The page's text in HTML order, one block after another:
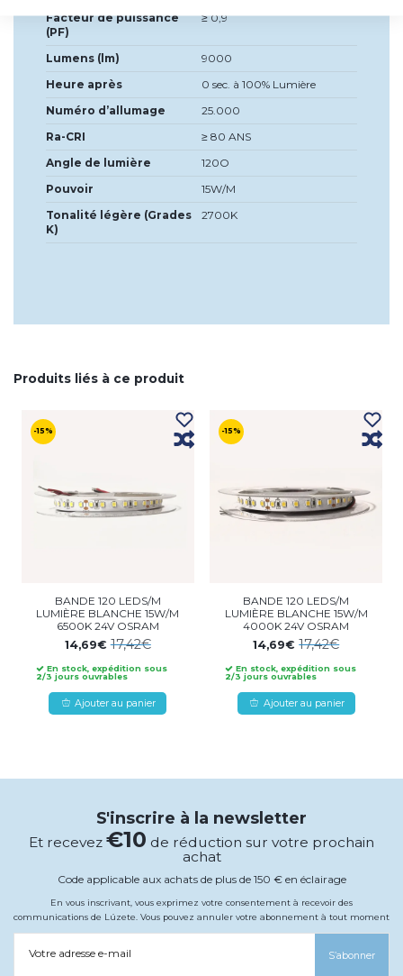
Facteur de puissance
(PF)
≥ 0,9
Lumens (lm)
9000
Heure après
0 sec. à 100% Lumière
Numéro d’allumage
25.000
Ra-CRI
≥ 80 ANS
Angle de lumière
120O
Pouvoir
15W/M
Tonalité légère (Grades
K)
2700K
Produits liés à ce produit
-15%
BANDE 120 LEDS/M
LUMIÈRE BLANCHE 15W/M
6500K 24V OSRAM
14,69€17,42€
En stock, expédition sous
2/3 jours ouvrables
Ajouter au panier
-15%
BANDE 120 LEDS/M
LUMIÈRE BLANCHE 15W/M
4000K 24V OSRAM
14,69€17,42€
En stock, expédition sous
2/3 jours ouvrables
Ajouter au panier
S'inscrire à la newsletter
Et recevez €10 de réduction sur votre prochain
achat
Code applicable aux achats de plus de 150 € en éclairage
En vous inscrivant, vous exprimez votre consentement à recevoir des
communications de Lúzete. Vous pouvez annuler votre abonnement à tout moment
Votre adresse e-mail S’abonner